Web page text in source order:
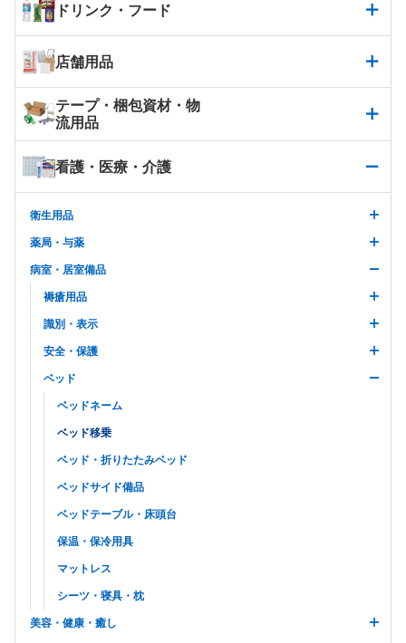
ドリンク・フード
店舗用品
テープ・梱包資材・物
流用品
看護・医療・介護
衛生用品
薬局・与薬
病室・居室備品
褥瘡用品
識別・表示
安全・保護
ベッド
ベッドネーム
ベッド移乗
ベッド・折りたたみベッド
ベッドサイド備品
ベッドテーブル・床頭台
保温・保冷用具
マットレス
シーツ・寝具・枕
美容・健康・癒し